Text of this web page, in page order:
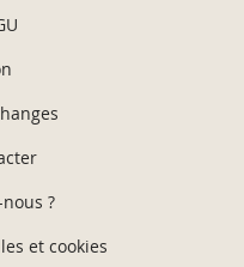
?
et cookies